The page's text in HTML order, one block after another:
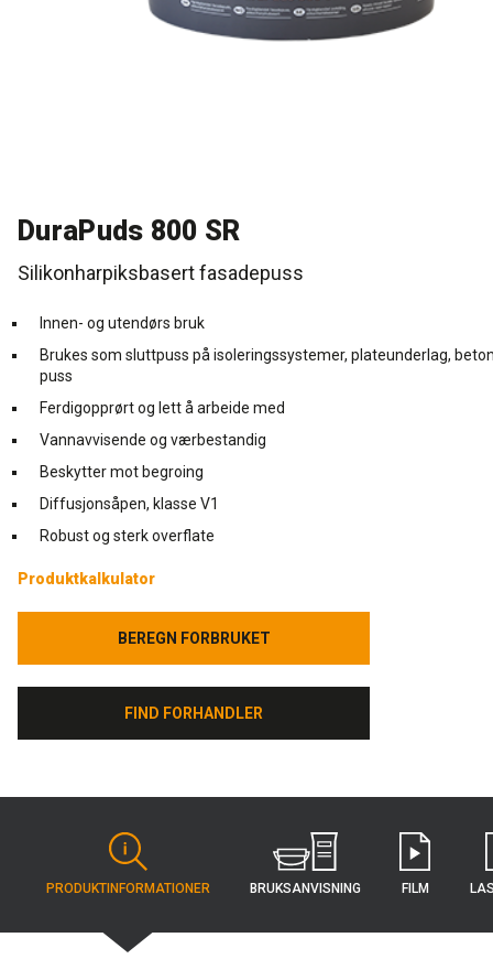
Rense- pleiemidler
Spesialprodukter
Last ned
DuraPuds 800 SR
Silikonharpiksbasert fasadepuss
Innen- og utendørs bruk
Brukes som sluttpuss på isoleringssystemer, plateunderlag,
puss
Ferdigopprørt og lett å arbeide med
Vannavvisende og værbestandig
Beskytter mot begroing
Diffusjonsåpen, klasse V1
Robust og sterk overflate
Produktkalkulator
BEREGN FORBRUKET
BEREGN FORBRUKET
FIND FORHANDLER
FIND FORHANDLER
PRODUKT­INFORMATIONER BRUKS­ANVISNING FILM